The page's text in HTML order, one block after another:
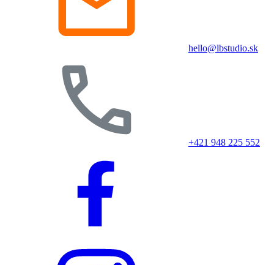
hello@lbstudio.sk
+421 948 225 552